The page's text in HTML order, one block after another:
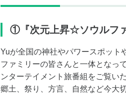
①『次元上昇☆ソウルフ
Yuが全国の神社やパワースポット
ファミリーの皆さんと一体となっ
ンターテイメント旅番組をご覧い
郷土、祭り、方言、自然など今大